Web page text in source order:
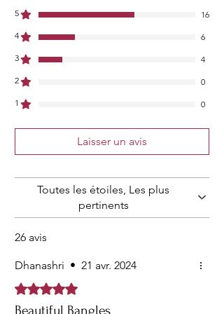
portent à différentes occasions Ils ont
une importance particulière pour la
fêtes. Ils peuvent également le porter
sur des basiques réguliers.
peau : haute qualité selon les normes
internationales qui le rend très doux
pour la peau. Il a été fabriqué à partir de
matériaux non toxiques, antiallergiques
porté pendant de longues périodes sans
se plaindre de courbatures et d'enflures.
Fabriqué à partir de matériaux de
de rester dans sa gloire d'origine même
après des années d'utilisation.
Utilisation : Éviter tout contact avec l'eau
et les produits chimiques organiques,
c'est-à-dire les vaporisateurs de parfum.
5
16
4
6
3
4
2
0
1
0
Laisser un avis
Toutes les étoiles, Les plus
pertinents
26 avis
Dhanashri • 21 avr. 2024
Noté 5 sur 5.
Beautiful Bangles